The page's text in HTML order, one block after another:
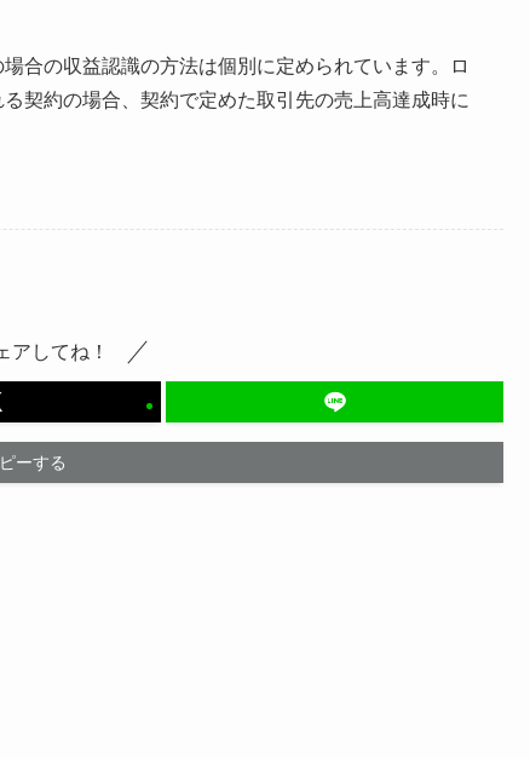
合の収益認識の方法は個別に定められています。ロ
契約の場合、契約で定めた取引先の売上高達成時に
アしてね！
ーする